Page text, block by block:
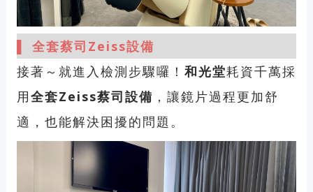
▌ 全套蔡司Zeiss設備
接著～就進入檢測步驟囉！ 和光堂耗資千萬採
用全套Zeiss蔡司設備 ，讓鏡片過程更加舒
適，也能解決困擾的問題。